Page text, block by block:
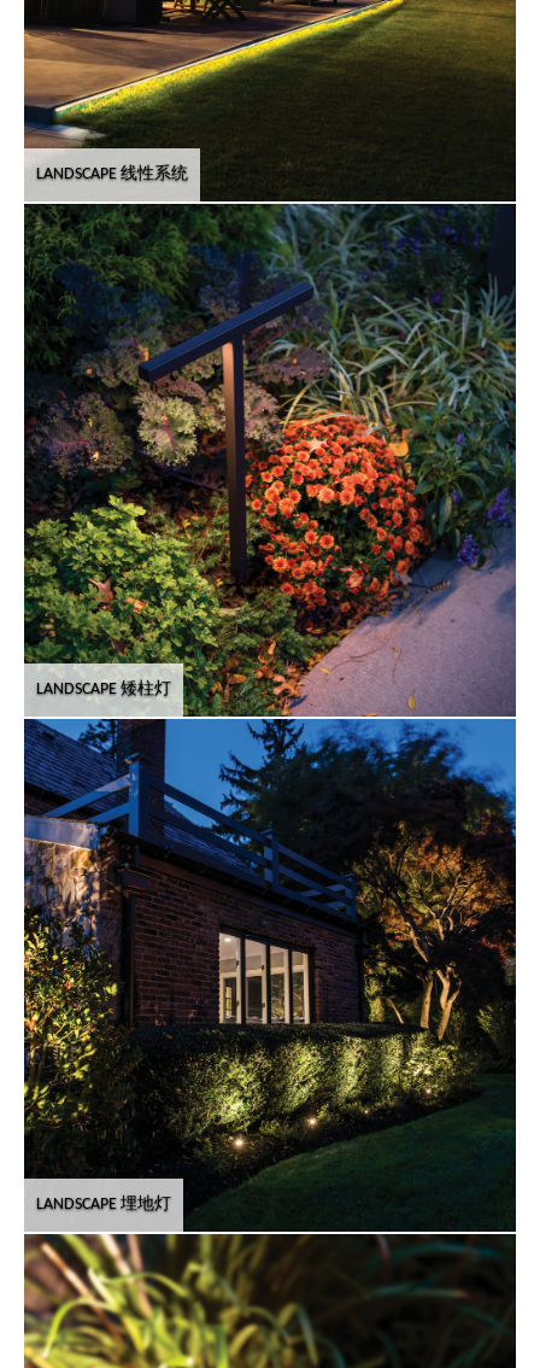
LANDSCAPE 线性系统
LANDSCAPE 矮柱灯
LANDSCAPE 埋地灯